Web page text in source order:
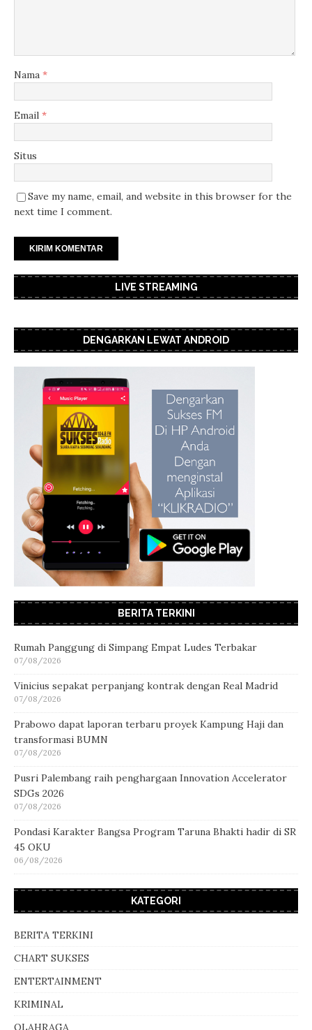
Nama *
Email *
Situs
Save my name, email, and website in this browser for the
next time I comment.
LIVE STREAMING
DENGARKAN LEWAT ANDROID
BERITA TERKINI
Rumah Panggung di Simpang Empat Ludes Terbakar
07/08/2026
Vinicius sepakat perpanjang kontrak dengan Real Madrid
07/08/2026
Prabowo dapat laporan terbaru proyek Kampung Haji dan
transformasi BUMN
07/08/2026
Pusri Palembang raih penghargaan Innovation Accelerator
SDGs 2026
07/08/2026
Pondasi Karakter Bangsa Program Taruna Bhakti hadir di SR
45 OKU
06/08/2026
KATEGORI
BERITA TERKINI
CHART SUKSES
ENTERTAINMENT
KRIMINAL
OLAHRAGA